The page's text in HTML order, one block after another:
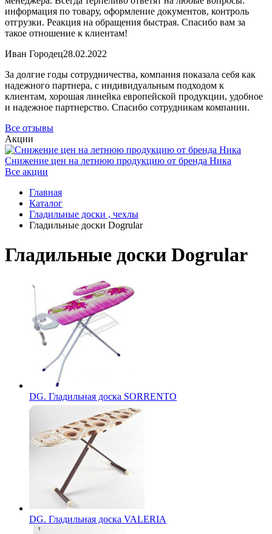
информация по товару, оформление документов, контроль
отгрузки. Реакция на обращения быстрая. Спасибо вам за
такое отношение к клиентам!
Иван Городец28.02.2022
За долгие годы сотрудничества, компания показала себя как
надежного партнера, с индивидуальным подходом к
клиентам, хорошая линейка европейской продукции, удобное
и надежное партнерство. Спасибо сотрудникам компании.
Все отзывы
Акции
Снижение цен на летнюю продукцию от бренда Ника
Все акции
Главная
Каталог
Гладильные доски , чехлы
Гладильные доски Dogrular
Гладильные доски Dogrular
DG. Гладильная доска SORRENTO
DG. Гладильная доска VALERIA